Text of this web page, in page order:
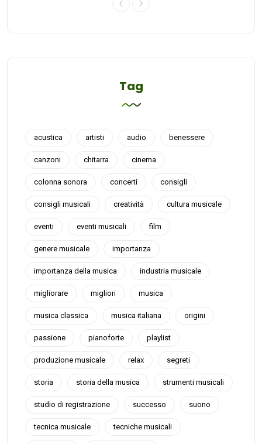
Tag
acustica artisti audio benessere
canzoni chitarra cinema
colonna sonora concerti consigli
consigli musicali creatività cultura musicale
eventi eventi musicali film
genere musicale importanza
importanza della musica industria musicale
migliorare migliori musica
musica classica musica italiana origini
passione pianoforte playlist
produzione musicale relax segreti
storia storia della musica strumenti musicali
studio di registrazione successo suono
tecnica musicale tecniche musicali